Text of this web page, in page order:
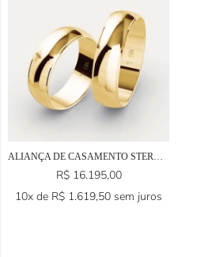
ALIANÇA DE CASAMENTO STERN EM OURO 18K
R$16.195,00
10x de R$ 1.619,50 sem juros